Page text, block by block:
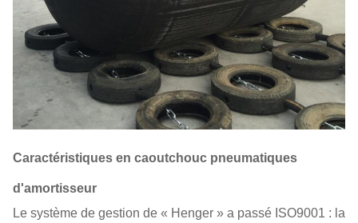
Caractéristiques en caoutchouc pneumatiques
d'amortisseur
Le système de gestion de « Henger » a passé ISO9001 : la